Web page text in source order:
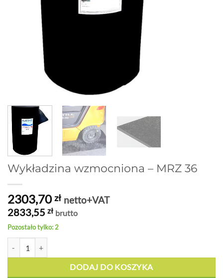
Wykładzina wzmocniona – MRZ 36
2303,70zł netto+VAT
2833,55 zł brutto
Pozostało tylko: 2
DODAJ DO KOSZYKA